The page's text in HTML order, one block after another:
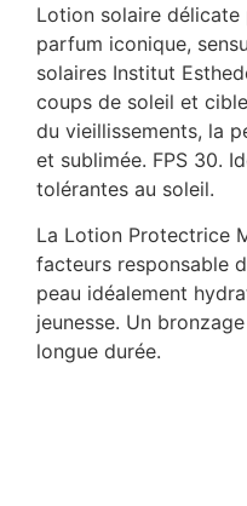
Lotion solaire
parfum iconique,
solaires Institut
coups de soleil et
du vieillissements, la
et sublimée. FPS 30.
tolérantes au soleil.
La Lotion Protectrice
facteurs responsable
peau idéalement
jeunesse. Un
longue durée.